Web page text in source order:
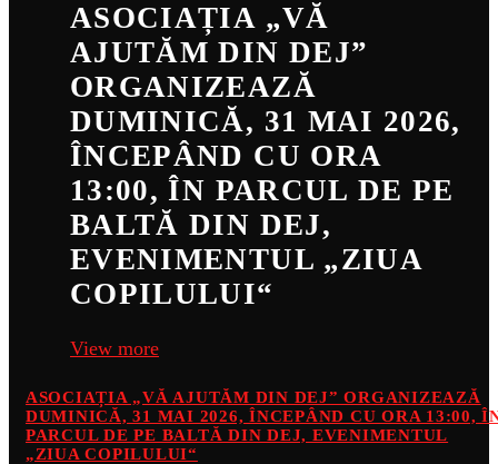
ASOCIAȚIA „VĂ
AJUTĂM DIN DEJ”
ORGANIZEAZĂ
DUMINICĂ, 31 MAI 2026,
ÎNCEPÂND CU ORA
13:00, ÎN PARCUL DE PE
BALTĂ DIN DEJ,
EVENIMENTUL „ZIUA
COPILULUI“
View more
ASOCIAȚIA „VĂ AJUTĂM DIN DEJ” ORGANIZEAZĂ
DUMINICĂ, 31 MAI 2026, ÎNCEPÂND CU ORA 13:00,
PARCUL DE PE BALTĂ DIN DEJ, EVENIMENTUL
„ZIUA COPILULUI“